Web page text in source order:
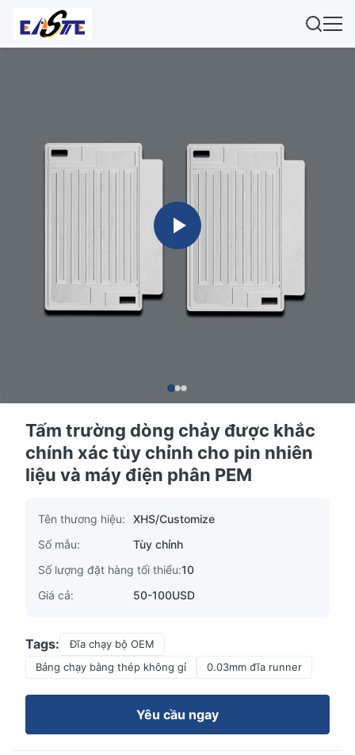
Tấm trường dòng chảy được khắc
chính xác tùy chỉnh cho pin nhiên
liệu và máy điện phân PEM
Tên thương hiệu:
XHS/Customize
Số mẫu:
Tùy chỉnh
Số lượng đặt hàng tối thiểu:10
Giá cả:
50-100USD
Tags:
Đĩa chạy bộ OEM
Bảng chạy bằng thép không gỉ
0.03mm đĩa runner
Yêu cầu ngay